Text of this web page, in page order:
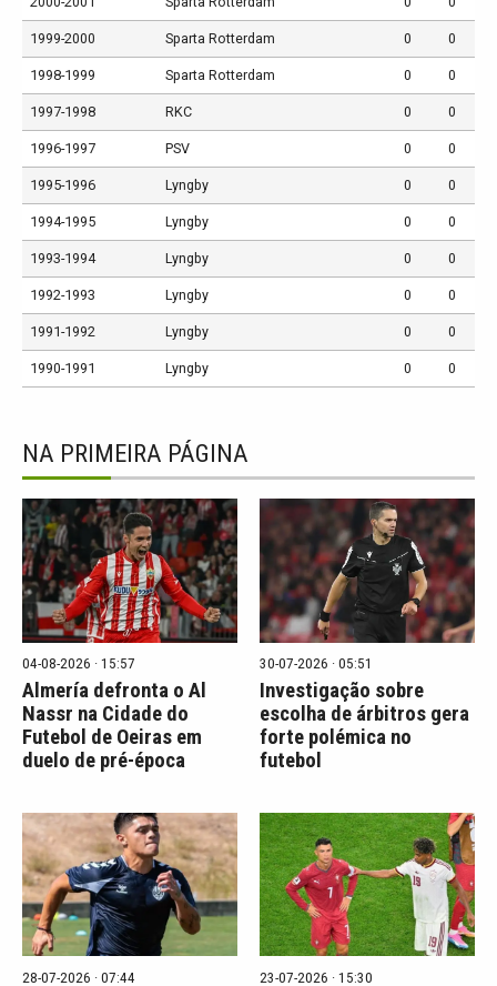
1999-2000 Sparta Rotterdam 0 0
1998-1999 Sparta Rotterdam 0 0
1997-1998 RKC 0 0
1996-1997 PSV 0 0
1995-1996 Lyngby 0 0
1994-1995 Lyngby 0 0
1993-1994 Lyngby 0 0
1992-1993 Lyngby 0 0
1991-1992 Lyngby 0 0
1990-1991 Lyngby 0 0
NA PRIMEIRA PÁGINA
04-08-2026 · 15:57
Almería defronta o Al
Nassr na Cidade do
Futebol de Oeiras em
duelo de pré-época
30-07-2026 · 05:51
Investigação sobre
escolha de árbitros gera
forte polémica no
futebol
28-07-2026 · 07:44 23-07-2026 · 15:30